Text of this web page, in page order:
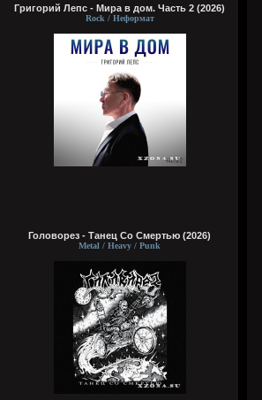
Григорий Лепс - Мира в дом. Часть 2 (2026)
Rock / Неформат
Головорез - Tанец Со Смертью (2026)
Metal / Heavy / Punk